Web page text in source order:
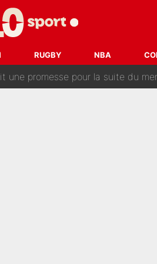
RUGBY NBA
qui fait basculer le mercato du
qui soulage le vestiaire de
promesse pour la suite du